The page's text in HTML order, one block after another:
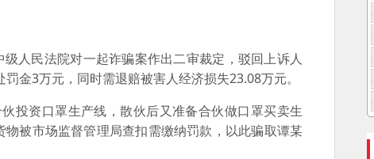
民法院对一起诈骗案作出二审裁定，驳回上诉人
金3万元，同时需退赔被害人经济损失23.08万元。
资口罩生产线，散伙后又准备合伙做口罩买卖生
被市场监督管理局查扣需缴纳罚款，以此骗取谭某